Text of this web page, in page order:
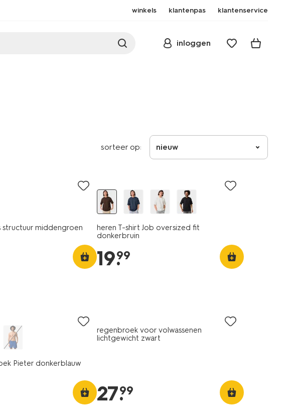
winkels klantenpas klantenservice
inloggen
sorteer op: nieuw
structuur middengroen
heren T-shirt Job oversized fit
donkerbruin
19.
99
Pieter donkerblauw
regenbroek voor volwassenen
lichtgewicht zwart
27.
99